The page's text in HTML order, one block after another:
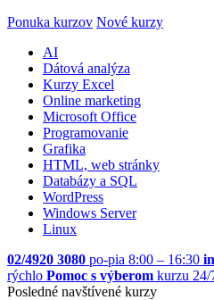
Ponuka kurzov Nové kurzy
AI
Dátová analýza
Kurzy Excel
Online marketing
Microsoft Office
Programovanie
Grafika
HTML, web stránky
Databázy a SQL
WordPress
Windows Server
Linux
02/4920 3080 po-pia 8:00 – 16:30
rýchlo Pomoc s výberom kurzu 24/
Posledné navštívené kurzy